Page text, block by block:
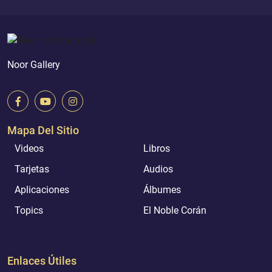
Noor Gallery
Mapa Del Sitio
Videos
Libros
Tarjetas
Audios
Aplicaciones
Álbumes
Topics
El Noble Corán
Enlaces Útiles